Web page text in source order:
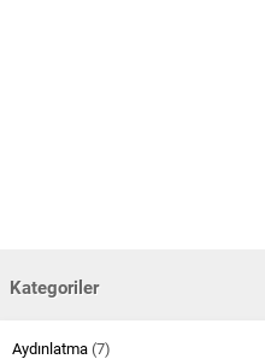
Kategoriler
Aydınlatma (7)